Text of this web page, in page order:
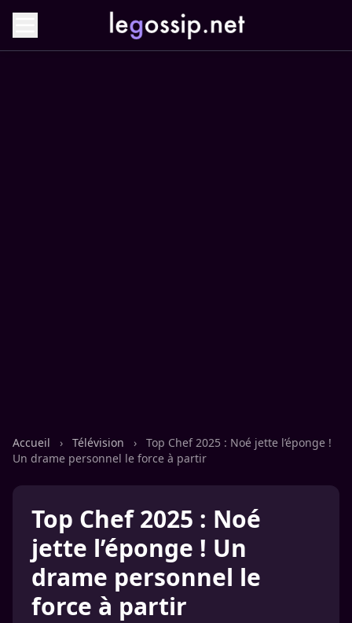
Accueil › Télévision ›
Top Chef 2025 : Noé jette l’éponge !
Un drame personnel le force à partir
Top Chef 2025 : Noé
jette l’éponge ! Un
drame personnel le
force à partir